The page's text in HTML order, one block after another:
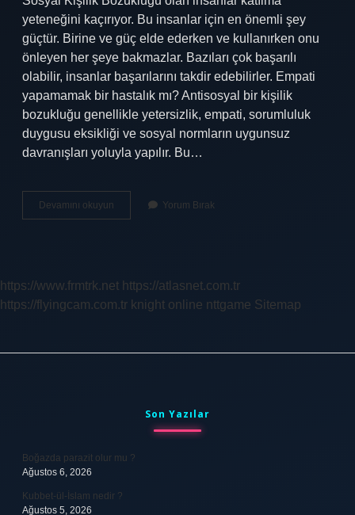
yeteneğini kaçırıyor. Bu insanlar için en önemli şey
güçtür. Birine ve güç elde ederken ve kullanırken onu
önleyen her şeye bakmazlar. Bazıları çok başarılı
olabilir, insanlar başarılarını takdir edebilirler. Empati
yapamamak bir hastalık mı? Antisosyal bir kişilik
bozukluğu genellikle yetersizlik, empati, sorumluluk
duygusu eksikliği ve sosyal normların uygunsuz
davranışları yoluyla yapılır. Bu…
Devamını okuyun
Eksikliği
Yorum Bırak
https://www.frmtrk.net https://atlasnet.com.tr
https://flyingcam.com.tr knight online nttgame Sitemap
Son Yazılar
Boğazda parazit olur mu ?
Ağustos 6, 2026
Kubbet-ül-İslam nedir ?
Ağustos 5, 2026